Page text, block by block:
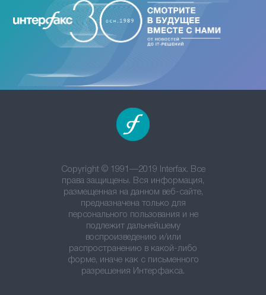
Copyright © 1991—2019 Interfax. Все
права защищены. Вся информация,
размещенная на данном веб-сайте,
предназначена только для
персонального пользования и не
подлежит дальнейшему
воспроизведению и/или
распространению в какой-либо
форме, иначе как с письменного
разрешения Интерфакса.